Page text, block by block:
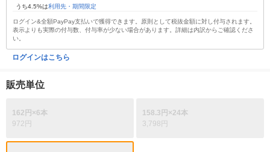
うち4.5%は利用先・期間限定
ログイン&全額PayPay支払いで獲得できます。原則として税抜金額に対し付与されます。
表示よりも実際の付与数、付与率が少ない場合があります。詳細は内訳からご確認くださ
い。
ログインはこちら
販売単位
162円×6本
972円
158.3円×24本
3,798円